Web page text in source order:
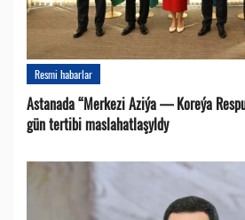
Resmi habarlar
Astanada “Merkezi Aziýa — Koreýa
gün tertibi maslahatlaşyldy